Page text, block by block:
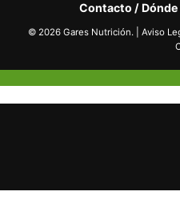
Contacto / Dónde
© 2026 Gares Nutrición. Aviso